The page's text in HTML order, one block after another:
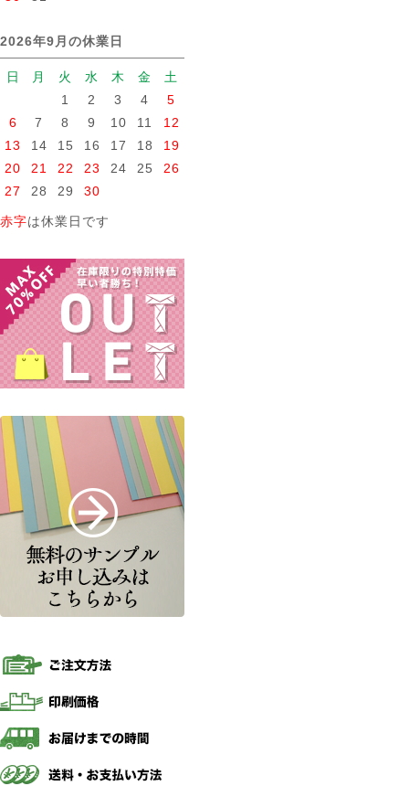
2026年9月の休業日
日 月 火 水 木 金
土
1
2 3 4
5
6
7 8 9 10 11
12
13
14 15 16 17 18
19
20
21 22 23 24 25
26
27
28 29 30
赤字は休業日です